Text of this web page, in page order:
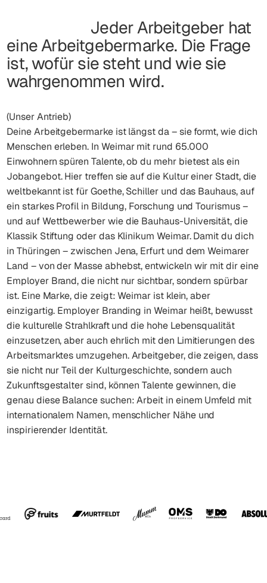
Jeder Arbeitgeber hat
eine Arbeitgebermarke. Die Frage
ist, wofür sie steht und wie sie
wahrgenommen wird.
(Unser Antrieb)
Deine Arbeitgebermarke ist längst da – sie formt, wie dich
Menschen erleben. In Weimar mit rund 65.000
Einwohnern spüren Talente, ob du mehr bietest als ein
Jobangebot. Hier treffen sie auf die Kultur einer Stadt, die
weltbekannt ist für Goethe, Schiller und das Bauhaus, auf
ein starkes Profil in Bildung, Forschung und Tourismus –
und auf Wettbewerber wie die Bauhaus-Universität, die
Klassik Stiftung oder das Klinikum Weimar. Damit du dich
in Thüringen – zwischen Jena, Erfurt und dem Weimarer
Land – von der Masse abhebst, entwickeln wir mit dir eine
Employer Brand, die nicht nur sichtbar, sondern spürbar
ist. Eine Marke, die zeigt: Weimar ist klein, aber
einzigartig. Employer Branding in Weimar heißt, bewusst
die kulturelle Strahlkraft und die hohe Lebensqualität
einzusetzen, aber auch ehrlich mit den Limitierungen des
Arbeitsmarktes umzugehen. Arbeitgeber, die zeigen, dass
sie nicht nur Teil der Kulturgeschichte, sondern auch
Zukunftsgestalter sind, können Talente gewinnen, die
genau diese Balance suchen: Arbeit in einem Umfeld mit
internationalem Namen, menschlicher Nähe und
inspirierender Identität.